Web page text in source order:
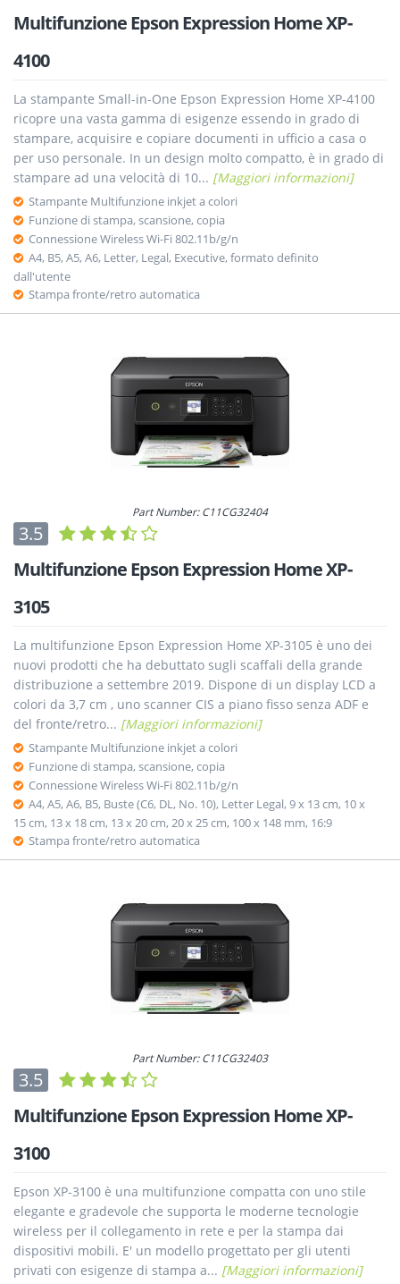
Multifunzione Epson Expression Home XP-
4100
La stampante Small-in-One Epson Expression Home XP-4100
ricopre una vasta gamma di esigenze essendo in grado di
stampare, acquisire e copiare documenti in ufficio a casa o
per uso personale. In un design molto compatto, è in grado di
stampare ad una velocità di 10... [Maggiori informazioni]
Stampante Multifunzione inkjet a colori
Funzione di stampa, scansione, copia
Connessione Wireless Wi-Fi 802.11b/g/n
A4, B5, A5, A6, Letter, Legal, Executive, formato definito
dall'utente
Stampa fronte/retro automatica
Part Number: C11CG32404
3.5
Multifunzione Epson Expression Home XP-
3105
La multifunzione Epson Expression Home XP-3105 è uno dei
nuovi prodotti che ha debuttato sugli scaffali della grande
distribuzione a settembre 2019. Dispone di un display LCD a
colori da 3,7 cm , uno scanner CIS a piano fisso senza ADF e
del fronte/retro... [Maggiori informazioni]
Stampante Multifunzione inkjet a colori
Funzione di stampa, scansione, copia
Connessione Wireless Wi-Fi 802.11b/g/n
A4, A5, A6, B5, Buste (C6, DL, No. 10), Letter Legal, 9 x 13 cm, 10 x
15 cm, 13 x 18 cm, 13 x 20 cm, 20 x 25 cm, 100 x 148 mm, 16:9
Stampa fronte/retro automatica
Part Number: C11CG32403
3.5
Multifunzione Epson Expression Home XP-
3100
Epson XP-3100 è una multifunzione compatta con uno stile
elegante e gradevole che supporta le moderne tecnologie
wireless per il collegamento in rete e per la stampa dai
dispositivi mobili. E' un modello progettato per gli utenti
privati con esigenze di stampa a... [Maggiori informazioni]